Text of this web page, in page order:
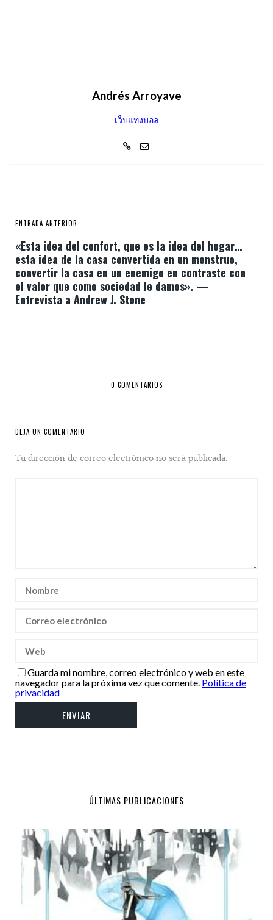
Andrés Arroyave
เว็บแทงบอล
ENTRADA ANTERIOR
«Esta idea del confort, que es la idea del hogar…
esta idea de la casa convertida en un monstruo,
convertir la casa en un enemigo en contraste con
el valor que como sociedad le damos». —
Entrevista a Andrew J. Stone
0 COMENTARIOS
DEJA UN COMENTARIO
Tu dirección de correo electrónico no será publicada.
Guarda mi nombre, correo electrónico y web en este
navegador para la próxima vez que comente. Política de
privacidad
ÚLTIMAS PUBLICACIONES